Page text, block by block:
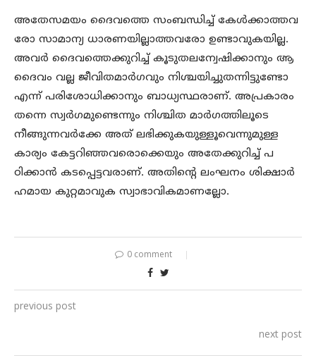
അതേസമയം ദൈവത്തെ സംബന്ധിച്ച് കേൾക്കാത്തവ
രോ സാമാന്യ ധാരണയില്ലാത്തവരോ ഉണ്ടാവുകയില്ല.
അവർ ദൈവത്തെക്കുറിച്ച് കൂടുതലന്വേഷിക്കാനും ആ
ദൈവം വല്ല ജീവിതമാർഗവും നിശ്ചയിച്ചുതന്നിട്ടുണ്ടോ
എന്ന് പരിശോധിക്കാനും ബാധ്യസ്ഥരാണ്. അപ്രകാരം
തന്നെ സ്വർഗമുണ്ടെന്നും നിശ്ചിത മാർഗത്തിലൂടെ
നീങ്ങുന്നവർക്കേ അത് ലഭിക്കുകയുള്ളൂവെന്നുമുള്ള
കാര്യം കേട്ടറിഞ്ഞവരൊക്കെയും അതേക്കുറിച്ച് പ
ഠിക്കാൻ കടപ്പെട്ടവരാണ്. അതിന്റെ ലംഘനം ശിക്ഷാർ
ഹമായ കുറ്റമാവുക സ്വാഭാവികമാണല്ലോ.
0 comment
previous post
next post